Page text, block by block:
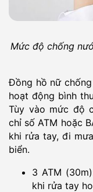
Mức độ chống
Đồng hồ nữ
hoạt động bình
Tùy vào mức độ
chỉ số ATM hoặc
khi rửa tay, đi
biển.
3 ATM
khi rửa tay